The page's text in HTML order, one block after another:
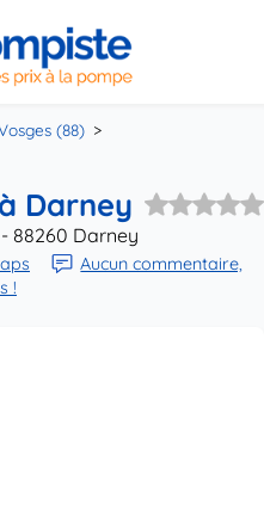
(88)
Darney
88260 Darney
Aucun commentaire,
!